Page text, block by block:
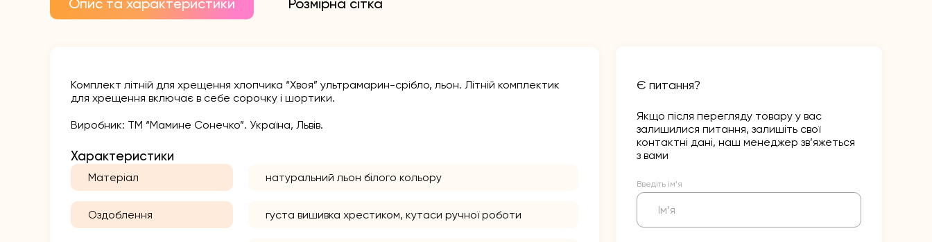
Опис та характеристики Розмірна сітка
Комплект літній для хрещення хлопчика “Хвоя” ультрамарин-срібло, льон. Літній комплектик
для хрещення включає в себе сорочку і шортики.
Виробник: ТМ “Мамине Сонечко”. Україна, Львів.
Характеристики
Матеріал натуральний льон білого кольору
Оздоблення густа вишивка хрестиком, кутаси ручної роботи
Є питання?
Якщо після перегляду товару у вас
залишилися питання, залишіть свої
контактні дані, наш менеджер зв’яжеться
з вами
Введіть ім’я